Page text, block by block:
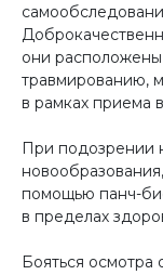
они расположены
травмированию,
в рамках приема
При подозрении
помощью панч-
в пределах
Бояться осмотра